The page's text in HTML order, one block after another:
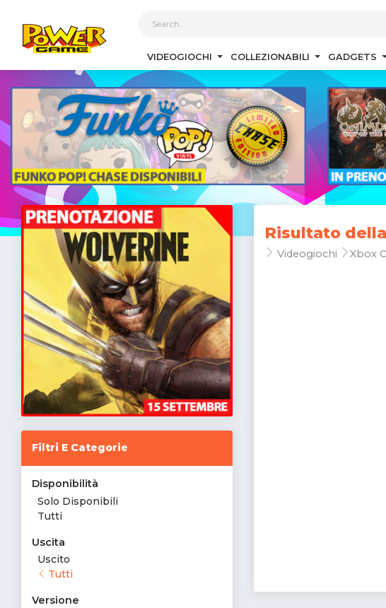
VIDEOGIOCHI COLLEZIONABILI GADGETS
Filtri E Categorie
Disponibilità
Solo Disponibili
Tutti
Uscita
Uscito
Tutti
Versione
Risultato
Videogiochi Xbox